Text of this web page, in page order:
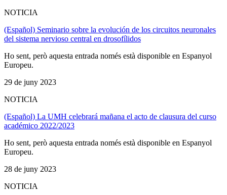
NOTICIA
(Español) Seminario sobre la evolución de los circuitos neuronales
del sistema nervioso central en drosofílidos
Ho sent, però aquesta entrada només està disponible en Espanyol
Europeu.
29 de juny 2023
NOTICIA
(Español) La UMH celebrará mañana el acto de clausura del curso
académico 2022/2023
Ho sent, però aquesta entrada només està disponible en Espanyol
Europeu.
28 de juny 2023
NOTICIA